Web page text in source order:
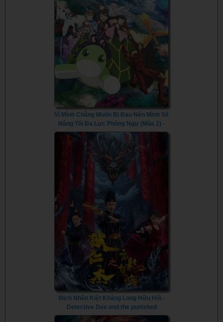
Vì Mình Chẳng Muốn Bị Đau Nên Mình Sẽ
Nâng Tối Đa Lực Phòng Ngự (Mùa 2) -
BOFURI: I Don't Want to Get Hurt, so I'll
Max Out My Defense. (Season 2) (2023)
- Vietsub
Địch Nhân Kiệt Kháng Long Hữu Hối -
Detective Dee and the punished
swellhead (2024) - Vietsub